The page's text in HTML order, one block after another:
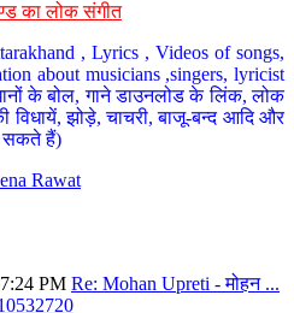
का लोक संगीत
, Lyrics , Videos of songs,
about musicians ,singers, lyricist
के बोल, गाने डाउनलोड के लिंक, लोक
विधायें, झोड़े, चाचरी, बाजू-बन्द आदि और
सकते हैं)
Rawat
PM Re: Mohan Upreti - मोहन ...